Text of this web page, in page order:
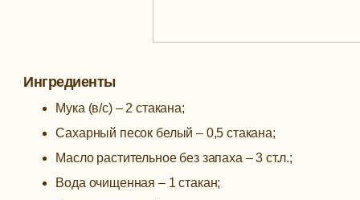
Ингредиенты
Мука (в/с) – 2 стакана;
Сахарный песок белый – 0,5 стакана;
Масло растительное без запаха – 3 ст.л.;
Вода очищенная – 1 стакан;